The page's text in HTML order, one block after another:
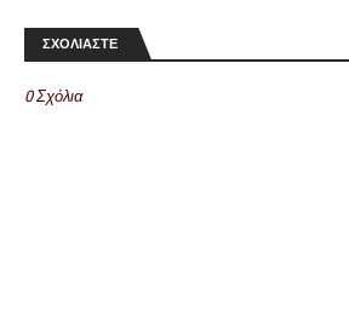
ΣΧΟΛΙΑΣΤΕ
0 Σχόλια